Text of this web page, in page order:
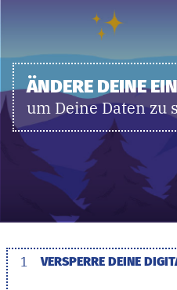
ÄNDERE DEINE
um Deine Daten zu
1 VERSPERRE DEINE